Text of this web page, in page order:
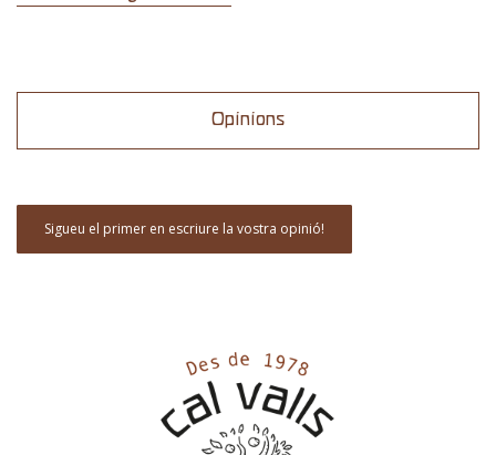
Opinions
Sigueu el primer en escriure la vostra opinió!